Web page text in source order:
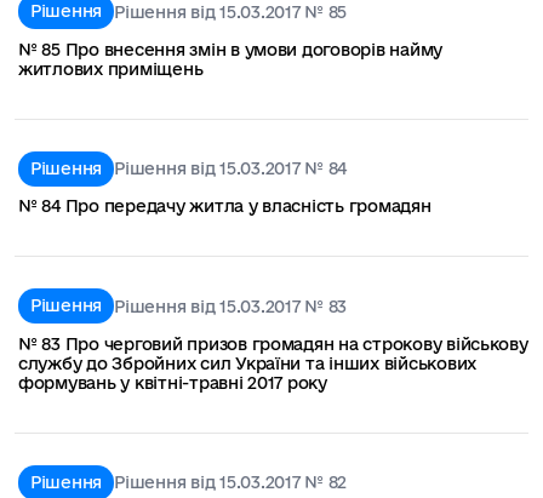
Рішення
Рішення від 15.03.2017 № 85
№ 85 Про внесення змін в умови договорів найму
житлових приміщень
Рішення
Рішення від 15.03.2017 № 84
№ 84 Про передачу житла у власність громадян
Рішення
Рішення від 15.03.2017 № 83
№ 83 Про черговий призов громадян на строкову військову
службу до Збройних сил України та інших військових
формувань у квітні-травні 2017 року
Рішення
Рішення від 15.03.2017 № 82